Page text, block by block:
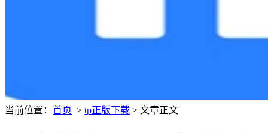
当前位置： 首页 > tp正版下载 > 文章正文